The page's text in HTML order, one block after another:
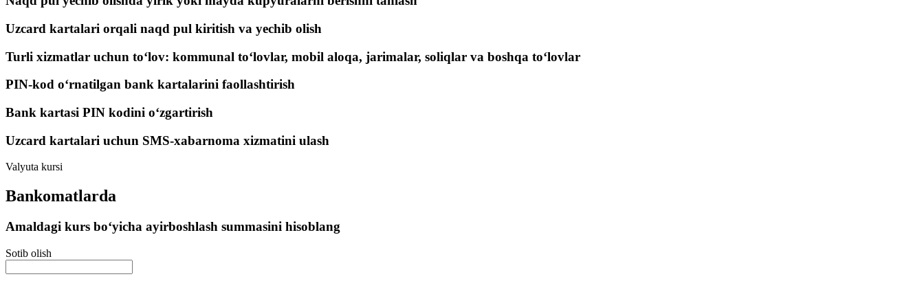
Uzcard kartalari orqali naqd pul kiritish va yechib olish
Turli xizmatlar uchun to‘lov: kommunal to‘lovlar, mobil aloqa, jarimalar, soliqlar va boshqa to‘lovlar
PIN-kod o‘rnatilgan bank kartalarini faollashtirish
Bank kartasi PIN kodini o‘zgartirish
Uzcard kartalari uchun SMS-xabarnoma xizmatini ulash
Valyuta kursi
Bankomatlarda
Amaldagi kurs bo‘yicha ayirboshlash summasini hisoblang
Sotib olish